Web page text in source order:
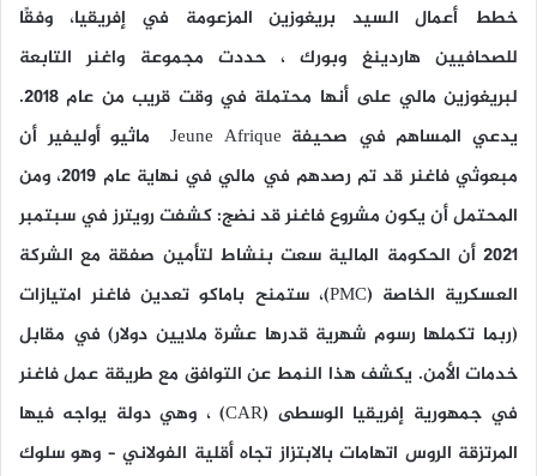
خطط أعمال السيد بريغوزين المزعومة في إفريقيا، وفقًا
للصحافيين هاردينغ وبورك ، حددت مجموعة واغنر التابعة
لبريغوزين مالي على أنها محتملة في وقت قريب من عام 2018.
يدعي المساهم في صحيفة Jeune Afrique ماثيو أوليفير أن
مبعوثي فاغنر قد تم رصدهم في مالي في نهاية عام 2019، ومن
المحتمل أن يكون مشروع فاغنر قد نضج: كشفت رويترز في سبتمبر
2021 أن الحكومة المالية سعت بنشاط لتأمين صفقة مع الشركة
العسكرية الخاصة (PMC)، ستمنح باماكو تعدين فاغنر امتيازات
(ربما تكملها رسوم شهرية قدرها عشرة ملايين دولار) في مقابل
خدمات الأمن. يكشف هذا النمط عن التوافق مع طريقة عمل فاغنر
في جمهورية إفريقيا الوسطى (CAR) ، وهي دولة يواجه فيها
المرتزقة الروس اتهامات بالابتزاز تجاه أقلية الفولاني – وهو سلوك